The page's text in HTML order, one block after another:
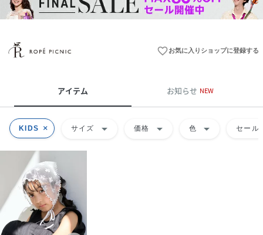
favorite_borderお気に入りショップに登録する
アイテム お知らせ NEW
KIDS サイズ arrow_drop_down 価格 arrow_drop_down 色 arrow_drop_down セール